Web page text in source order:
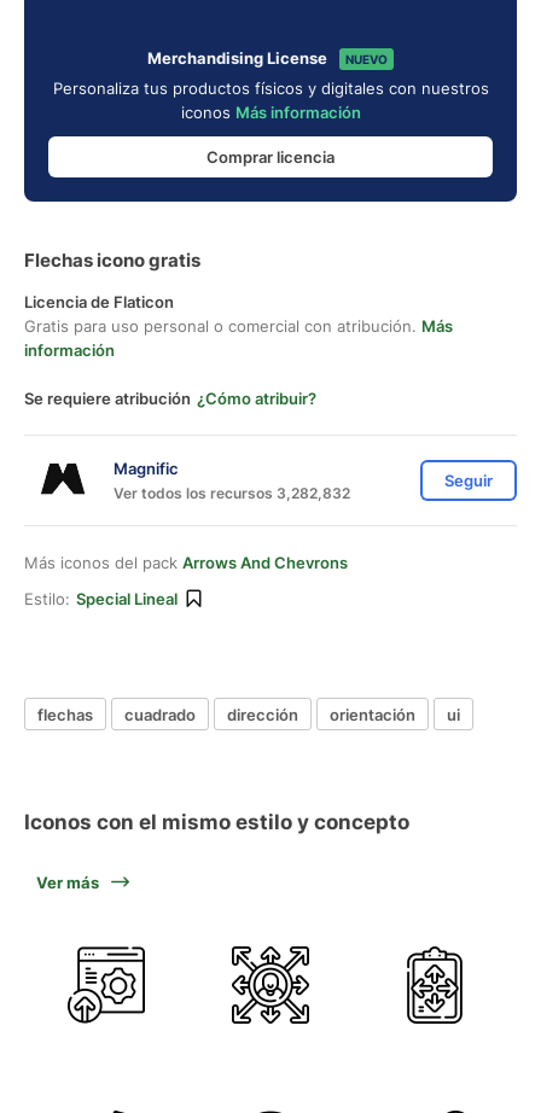
Merchandising License NUEVO
Personaliza tus productos físicos y digitales con nuestros
iconos Más información
Comprar licencia
Flechas icono gratis
Licencia de Flaticon
Gratis para uso personal o comercial con atribución. Más
información
Se requiere atribución ¿Cómo atribuir?
Magnific
Ver todos los recursos 3,282,832
Seguir
Más iconos del pack Arrows And Chevrons
Estilo: Special Lineal
flechas cuadrado dirección orientación ui
Iconos con el mismo estilo y concepto
Ver más